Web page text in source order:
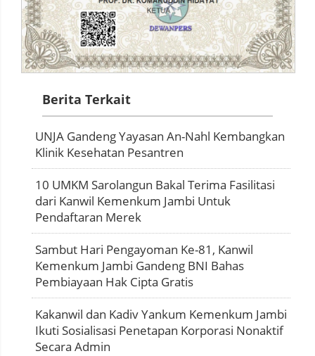
Berita Terkait
UNJA Gandeng Yayasan An-Nahl Kembangkan
Klinik Kesehatan Pesantren
10 UMKM Sarolangun Bakal Terima Fasilitasi
dari Kanwil Kemenkum Jambi Untuk
Pendaftaran Merek
Sambut Hari Pengayoman Ke-81, Kanwil
Kemenkum Jambi Gandeng BNI Bahas
Pembiayaan Hak Cipta Gratis
Kakanwil dan Kadiv Yankum Kemenkum Jambi
Ikuti Sosialisasi Penetapan Korporasi Nonaktif
Secara Admin